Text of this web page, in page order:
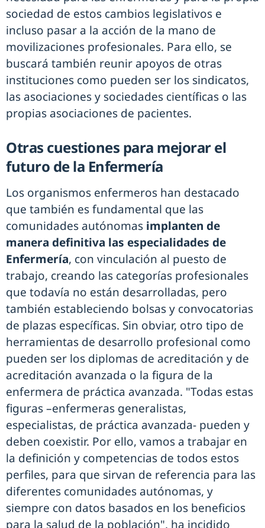
sociedad de estos cambios legislativos e
incluso pasar a la acción de la mano de
movilizaciones profesionales. Para ello, se
buscará también reunir apoyos de otras
instituciones como pueden ser los sindicatos,
las asociaciones y sociedades científicas o las
propias asociaciones de pacientes.
Otras cuestiones para mejorar el
futuro de la Enfermería
Los organismos enfermeros han destacado
que también es fundamental que las
comunidades autónomas implanten de
manera definitiva las especialidades de
Enfermería, con vinculación al puesto de
trabajo, creando las categorías profesionales
que todavía no están desarrolladas, pero
también estableciendo bolsas y convocatorias
de plazas específicas. Sin obviar, otro tipo de
herramientas de desarrollo profesional como
pueden ser los diplomas de acreditación y de
acreditación avanzada o la figura de la
enfermera de práctica avanzada. "Todas estas
figuras –enfermeras generalistas,
especialistas, de práctica avanzada- pueden y
deben coexistir. Por ello, vamos a trabajar en
la definición y competencias de todos estos
perfiles, para que sirvan de referencia para las
diferentes comunidades autónomas, y
siempre con datos basados en los beneficios
para la salud de la población", ha incidido